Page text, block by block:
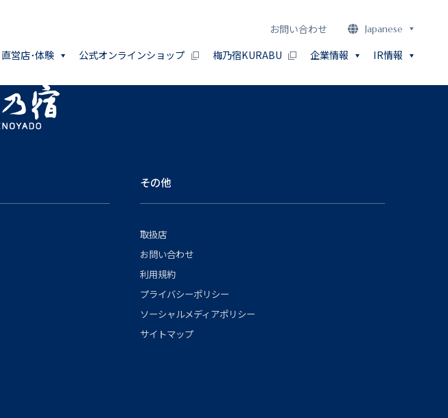
お問い合わせ Japanese
直営店･体験 公式オンラインショップ 梅乃宿KURABU 企業情報 IR情報
その他
取扱店
お問い合わせ
利用規約
プライバシーポリシー
ソーシャルメディアポリシー
サイトマップ